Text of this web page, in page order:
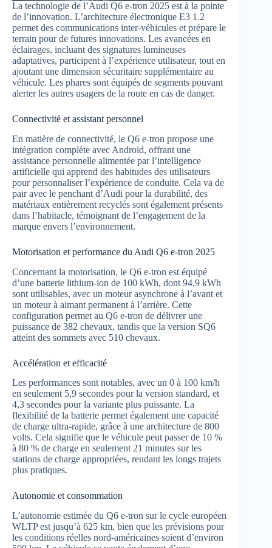
La technologie de l’Audi Q6 e-tron 2025 est à la pointe
de l’innovation. L’architecture électronique E3 1.2
permet des communications inter-véhicules et prépare le
terrain pour de futures innovations. Les avancées en
éclairages, incluant des signatures lumineuses
adaptatives, participent à l’expérience utilisateur, tout en
ajoutant une dimension sécuritaire supplémentaire au
véhicule. Les phares sont équipés de segments pouvant
alerter les autres usagers de la route en cas de danger.
Connectivité et assistant personnel
En matière de connectivité, le Q6 e-tron propose une
intégration complète avec Android, offrant une
assistance personnelle alimentée par l’intelligence
artificielle qui apprend des habitudes des utilisateurs
pour personnaliser l’expérience de conduite. Cela va de
pair avec le penchant d’Audi pour la durabilité, des
matériaux entièrement recyclés sont également présents
dans l’habitacle, témoignant de l’engagement de la
marque envers l’environnement.
Motorisation et performance du Audi Q6 e-tron 2025
Concernant la motorisation, le Q6 e-tron est équipé
d’une batterie lithium-ion de 100 kWh, dont 94,9 kWh
sont utilisables, avec un moteur asynchrone à l’avant et
un moteur à aimant permanent à l’arrière. Cette
configuration permet au Q6 e-tron de délivrer une
puissance de 382 chevaux, tandis que la version SQ6
atteint des sommets avec 510 chevaux.
Accélération et efficacité
Les performances sont notables, avec un 0 à 100 km/h
en seulement 5,9 secondes pour la version standard, et
4,3 secondes pour la variante plus puissante. La
flexibilité de la batterie permet également une capacité
de charge ultra-rapide, grâce à une architecture de 800
volts. Cela signifie que le véhicule peut passer de 10 %
à 80 % de charge en seulement 21 minutes sur les
stations de charge appropriées, rendant les longs trajets
plus pratiques.
Autonomie et consommation
L’autonomie estimée du Q6 e-tron sur le cycle européen
WLTP est jusqu’à 625 km, bien que les prévisions pour
les conditions réelles nord-américaines soient d’environ